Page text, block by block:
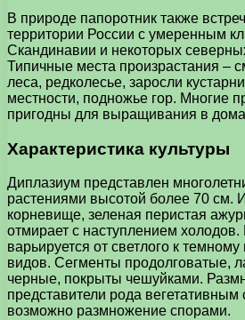
В природе папоротник также
территории России с умеренным
Скандинавии и некоторых
Типичные места произрастания –
леса, редколесье, заросли
местности, подножье гор. Многие
пригодны для выращивания в
Характеристика культуры
Диплазиум представлен
растениями высотой более 70 см.
корневище, зеленая перистая
отмирает с наступлением холодов.
варьируется от светлого к
видов. Сегменты продолговатые,
черные, покрыты чешуйками.
представители рода вегетативным
возможно размножение спорами.